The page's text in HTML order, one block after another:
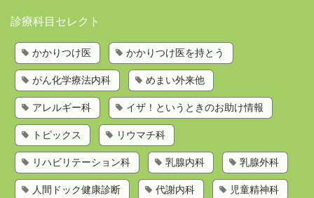
かかりつけ医を持とう
歯科検索
診療科目から探す
お問い合わせ
運営会社
診療科目セレクト
かかりつけ医 かかりつけ医を持とう
がん化学療法内科 めまい外来他
アレルギー科 イザ！というときのお助け情報
トピックス リウマチ科
リハビリテーション科 乳腺内科 乳腺外科
人間ドック健康診断 代謝内科 児童精神科